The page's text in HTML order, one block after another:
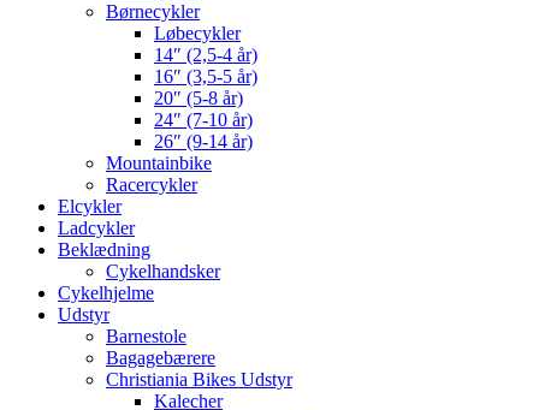
Børnecykler
Løbecykler
14″ (2,5-4 år)
16″ (3,5-5 år)
20″ (5-8 år)
24″ (7-10 år)
26″ (9-14 år)
Mountainbike
Racercykler
Elcykler
Ladcykler
Beklædning
Cykelhandsker
Cykelhjelme
Udstyr
Barnestole
Bagagebærere
Christiania Bikes Udstyr
Kalecher